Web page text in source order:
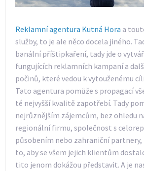
Reklamní agentura Kutná Hora a
služby, to je ale něco docela jiného.
banální příštipkaření, tady jde o
fungujících reklamních kampaní a
počinů, které vedou k vytouženému
Tato agentura pomůže s propagací
té nejvyšší kvalitě zapotřebí. Tady
nejrůznějším zájemcům, bez ohledu
regionální firmu, společnost s
působením nebo zahraniční partnery,
to, aby se všem jejich klientům
tito jenom dokážou představit. A je